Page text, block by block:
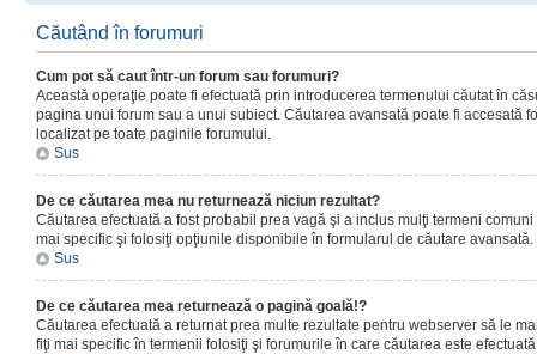
Căutând în forumuri
Cum pot să caut într-un forum sau forumuri?
Această operaţie poate fi efectuată prin introducerea termenului căutat în
pagina unui forum sau a unui subiect. Căutarea avansată poate fi accesată
localizat pe toate paginile forumului.
Sus
De ce căutarea mea nu returnează niciun rezultat?
Căutarea efectuată a fost probabil prea vagă şi a inclus mulţi termeni
mai specific şi folosiţi opţiunile disponibile în formularul de căutare avansată.
Sus
De ce căutarea mea returnează o pagină goală!?
Căutarea efectuată a returnat prea multe rezultate pentru webserver să le
fiţi mai specific în termenii folosiţi şi forumurile în care căutarea este